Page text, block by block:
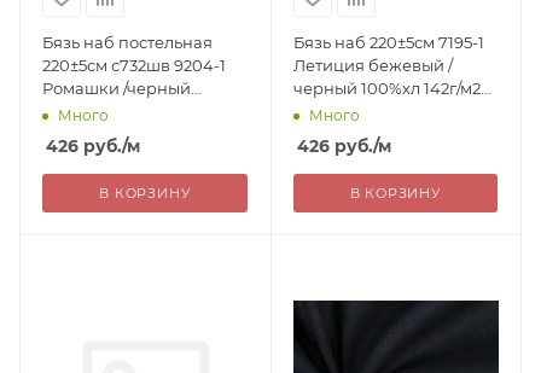
Бязь наб постельная
220±5см с732шв 9204-1
Ромашки /черный
100%хл ГОСТ РОССИЯ
Много
426 руб./м
В КОРЗИНУ
Бязь наб 220±5см 7195-1
Летиция бежевый /
черный 100%хл 142г/м2
ГОСТ РОССИЯ 426=
Много
426руб./м
В КОРЗИНУ